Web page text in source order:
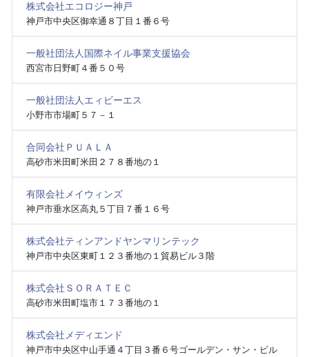
株式会社エコロジー神戸
神戸市中央区御幸通８丁目１番６号
一般社団法人国際ネイル事業支援協会
西宮市日野町４番５０号
一般社団法人エィビーエス
小野市市場町５７－１
合同会社ＰＵＡＬＡ
高砂市米田町米田２７８番地の１
有限会社メイウィンズ
神戸市垂水区高丸５丁目７番１６号
株式会社ティンアンドヤンマリンテック
神戸市中央区東町１２３番地の１貿易ビル３階
株式会社ＳＯＲＡＴＥＣ
高砂市米田町塩市１７３番地の１
株式会社メディエンド
神戸市中央区中山手通４丁目３番６号ゴールデン・サン・ビル